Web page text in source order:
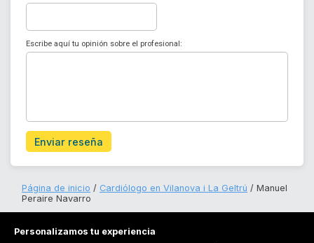
Escribe aquí tu opinión sobre el profesional:
Enviar reseña
Página de inicio Cardiólogo en Vilanova i La Geltrú
Manuel
Peraire Navarro
Personalizamos tu experiencia